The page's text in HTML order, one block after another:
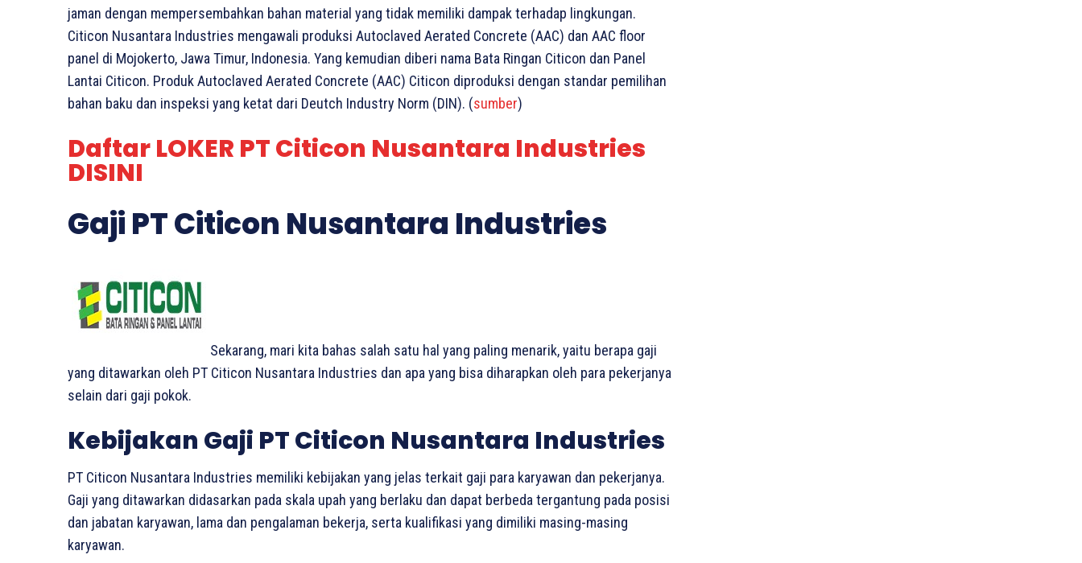
jaman dengan mempersembahkan bahan material yang tidak memiliki dampak terhadap lingkungan.
Citicon Nusantara Industries mengawali produksi Autoclaved Aerated Concrete (AAC) dan AAC floor
panel di Mojokerto, Jawa Timur, Indonesia. Yang kemudian diberi nama Bata Ringan Citicon dan Panel
Lantai Citicon. Produk Autoclaved Aerated Concrete (AAC) Citicon diproduksi dengan standar pemilihan
bahan baku dan inspeksi yang ketat dari Deutch Industry Norm (DIN). (sumber)
Daftar LOKER PT Citicon Nusantara Industries
DISINI
Gaji PT Citicon Nusantara Industries
Sekarang, mari kita bahas salah satu hal yang paling menarik, yaitu berapa gaji
yang ditawarkan oleh PT Citicon Nusantara Industries dan apa yang bisa diharapkan oleh para pekerjanya
selain dari gaji pokok.
Kebijakan Gaji PT Citicon Nusantara Industries
PT Citicon Nusantara Industries memiliki kebijakan yang jelas terkait gaji para karyawan dan pekerjanya.
Gaji yang ditawarkan didasarkan pada skala upah yang berlaku dan dapat berbeda tergantung pada posisi
dan jabatan karyawan, lama dan pengalaman bekerja, serta kualifikasi yang dimiliki masing-masing
karyawan.